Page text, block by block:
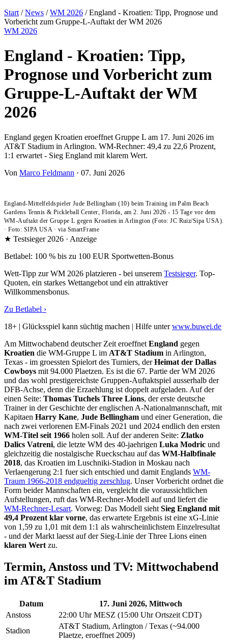
Start /News /WM 2026 /England - Kroatien: Tipp, Prognose und
Vorbericht zum Gruppe-L-Auftakt der WM 2026
WM 2026
England - Kroatien: Tipp,
Prognose und Vorbericht zum
Gruppe-L-Auftakt der WM
2026
England gegen Kroatien eroeffnet Gruppe L am 17. Juni 2026 im
AT&T Stadium in Arlington. WM-Rechner: 49,4 zu 22,6 Prozent,
1:1 erwartet - Sieg England mit klarem Wert.
Von Marco Feldmann · 07. Juni 2026
England-Mittelfeldspieler Jude Bellingham (10) beim Training im Palm Beach
Gardens Tennis & Pickleball Center, Florida, am 2. Juni 2026 - 15 Tage vor dem
WM-Auftakt der Gruppe L gegen Kroatien in Arlington (Foto: JC Ruiz/Sipa USA).
· Foto: SIPA USA · via SmartFrame
★ Testsieger 2026 · Anzeige
Betlabel: 100 % bis zu 100 EUR Sportwetten-Bonus
Wett-Tipp zur WM 2026 platzieren - bei unserem Testsieger. Top-
Quoten, ein starkes Wettangebot und ein attraktiver
Willkommensbonus.
Zu Betlabel ›
18+ | Glücksspiel kann süchtig machen | Hilfe unterwww.buwei.de
Am Mittwochabend deutscher Zeit eroeffnetEngland gegen
Kroatien die WM-Gruppe L im AT&T Stadium in Arlington,
Texas - im groessten Spielort des Turniers, derHeimat der Dallas
Cowboys mit 94.000 Plaetzen. Es ist die 67. Partie der WM 2026
und das wohl prestigereichste Gruppen-Auftaktspiel ausserhalb der
DFB-Achse, denn die Erzaehlung ist doppelt aufgeladen. Auf der
einen Seite: Thomas Tuchels Three Lions, der erste deutsche
Trainer in der Geschichte der englischen A-Nationalmannschaft, mit
Kapitaen Harry Kane, Jude Bellingham und einer Generation, die
nach zwei verlorenen EM-Finals 2021 und 2024 endlich den ersten
WM-Titel seit 1966 holen soll. Auf der anderen Seite: Zlatko
Dalics Vatreni, die letzte WM des 40-jaehrigen Luka Modric und
gleichzeitig die nostalgische Rueckschau auf das WM-Halbfinale
2018, das Kroatien im Luschniki-Stadion in Moskau nach
Verlaengerung 2:1 fuer sich entschied und damit Englands WM-
Traum 1966-2018 endgueltig zerschlug. Unser Vorbericht ordnet die
Form beider Mannschaften ein, vergleicht die voraussichtlichen
Aufstellungen, ruft das WM-Rechner-Modell auf und liefert die
WM-Rechner-Lesart. Vorweg: Das Modell siehtSieg England mit
49,4 Prozent klar vorne, das erwartete Ergebnis ist eine xG-Linie
von 1,59 zu 1,01 mit dem 1:1 als wahrscheinlichstem Einzelresultat
- und der Markt laesst auf der Sieg-Linie der Three Lions einen
klaren Wertzu.
Termin, Anstoss und TV: Mittwochabend
im AT&T Stadium
Datum
17. Juni 2026, Mittwoch
Anstoss
22:00 Uhr MESZ (15:00 Uhr Ortszeit CDT)
Stadion
AT&T Stadium, Arlington / Texas (~94.000
Plaetze, eroeffnet 2009)